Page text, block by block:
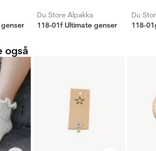
Du Store Alpakka
118-01f Ultimate genser
Du
118-
også